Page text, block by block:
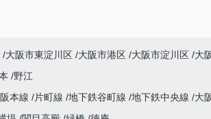
大阪市東淀川区 大阪市港区 大阪市淀川区 大
野江
本線 片町線 地下鉄谷町線 地下鉄中央線
大